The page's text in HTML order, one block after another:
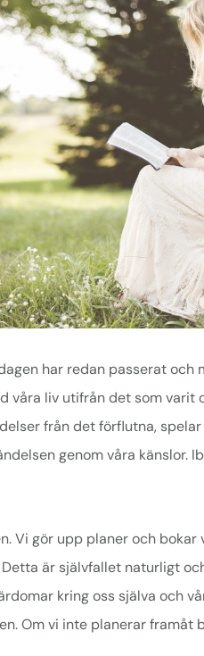
har redan passerat och
våra liv utifrån det som varit
från det förflutna,
genom våra känslor.
Vi gör upp planer och bokar
är självfallet naturligt
kring oss själva och
Om vi inte planerar framåt